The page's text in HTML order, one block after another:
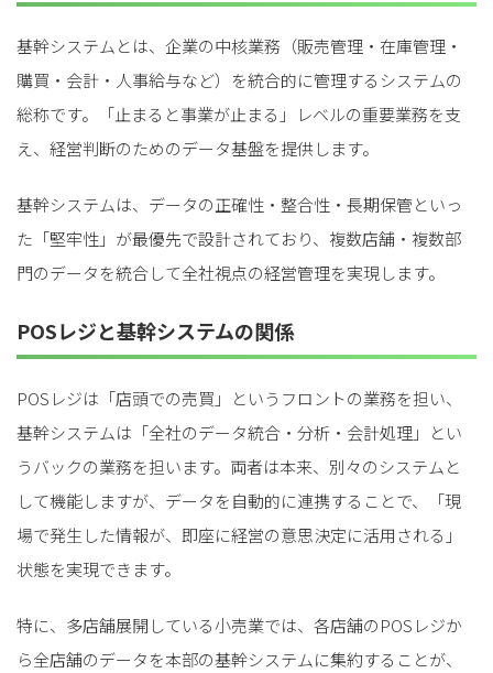
基幹システムとは、企業の中核業務（販売管理・在庫管理・
購買・会計・人事給与など）を統合的に管理するシステムの
総称です。「止まると事業が止まる」レベルの重要業務を支
え、経営判断のためのデータ基盤を提供します。
基幹システムは、データの正確性・整合性・長期保管といっ
た「堅牢性」が最優先で設計されており、複数店舗・複数部
門のデータを統合して全社視点の経営管理を実現します。
POSレジと基幹システムの関係
POSレジは「店頭での売買」というフロントの業務を担い、
基幹システムは「全社のデータ統合・分析・会計処理」とい
うバックの業務を担います。両者は本来、別々のシステムと
して機能しますが、データを自動的に連携することで、「現
場で発生した情報が、即座に経営の意思決定に活用される」
状態を実現できます。
特に、多店舗展開している小売業では、各店舗のPOSレジか
ら全店舗のデータを本部の基幹システムに集約することが、